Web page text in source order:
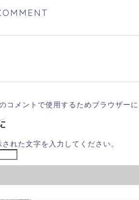
コメントで使用するためブラウザー
された文字を入力してください。